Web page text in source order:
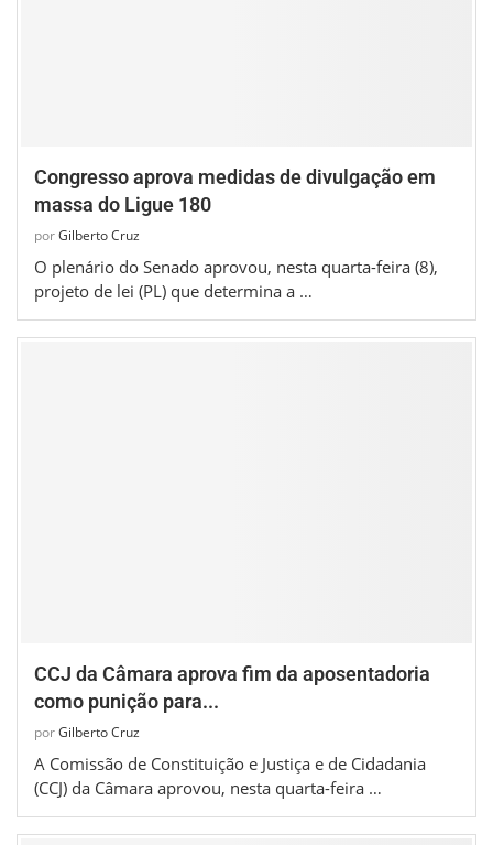
Congresso aprova medidas de divulgação em
massa do Ligue 180
porGilberto Cruz
O plenário do Senado aprovou, nesta quarta-feira (8),
projeto de lei (PL) que determina a …
CCJ da Câmara aprova fim da aposentadoria
como punição para...
porGilberto Cruz
A Comissão de Constituição e Justiça e de Cidadania
(CCJ) da Câmara aprovou, nesta quarta-feira …